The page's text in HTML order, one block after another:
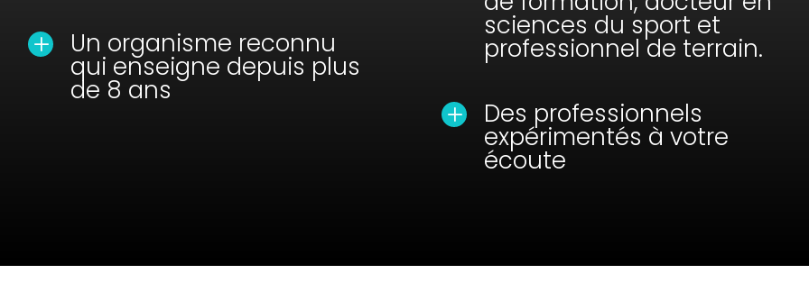
L Un organisme reconnu
qui enseigne depuis plus
de 8 ans
sciences du sport et
professionnel de terrain.
L Des professionnels
expérimentés à votre
écoute